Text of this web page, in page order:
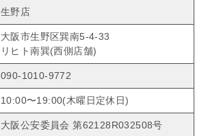
生野店
大阪市生野区巽南5-4-33
リヒト南巽(西側店舗)
090-1010-9772
10:00〜19:00(木曜日定休日)
大阪公安委員会 第62128R032508号